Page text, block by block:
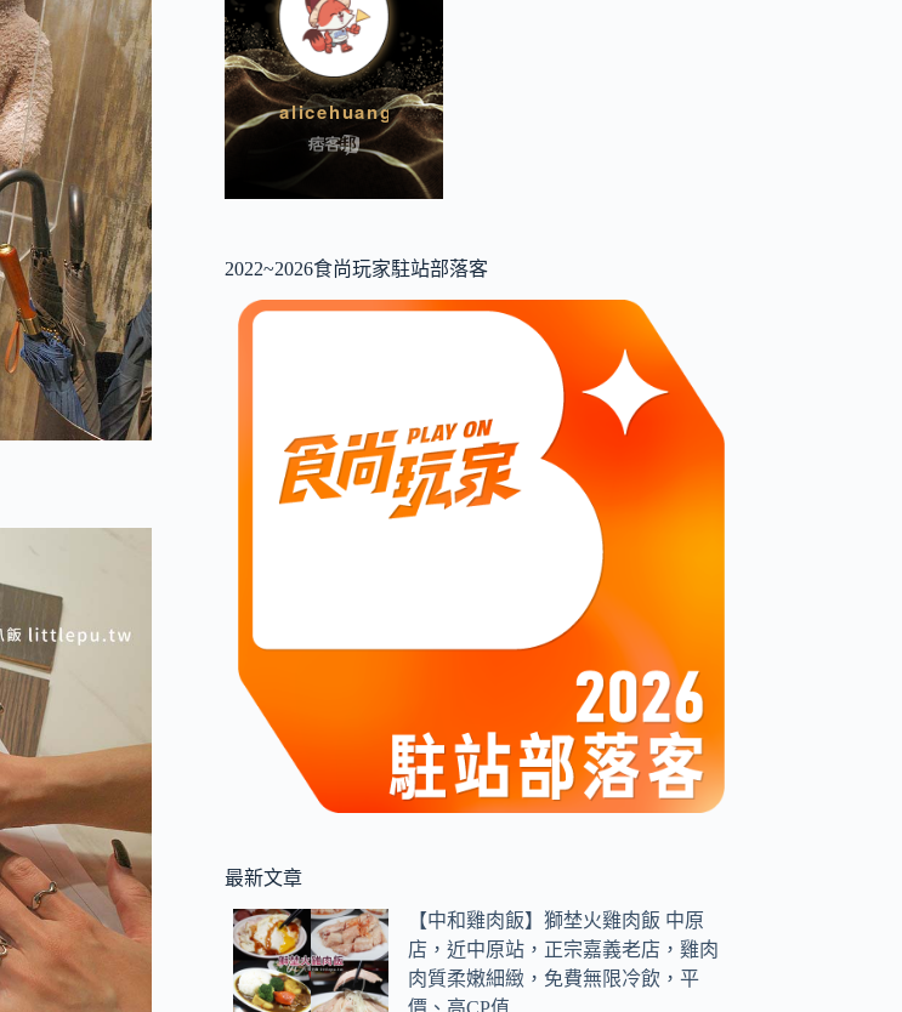
2022~2026食尚玩家駐站部落客
最新文章
【中和雞肉飯】獅埜火雞肉飯 中原
店，近中原站，正宗嘉義老店，雞肉
肉質柔嫩細緻，免費無限冷飲，平
價、高CP值